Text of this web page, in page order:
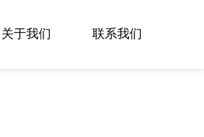
关于我们 联系我们